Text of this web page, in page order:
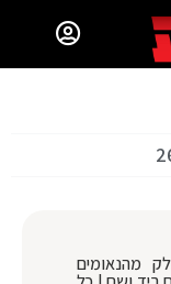
מהנאומים